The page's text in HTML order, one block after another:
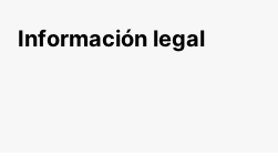
Información legal